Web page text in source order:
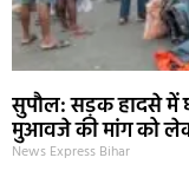
सुपौल: सड़क हादसे में
मुआवजे की मांग को
News Express Bihar